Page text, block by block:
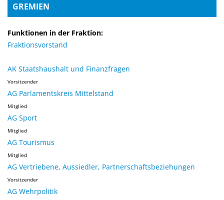
GREMIEN
Funktionen in der Fraktion:
Fraktionsvorstand
AK Staatshaushalt und Finanzfragen
Vorsitzender
AG Parlamentskreis Mittelstand
Mitglied
AG Sport
Mitglied
AG Tourismus
Mitglied
AG Vertriebene, Aussiedler, Partnerschaftsbeziehungen
Vorsitzender
AG Wehrpolitik